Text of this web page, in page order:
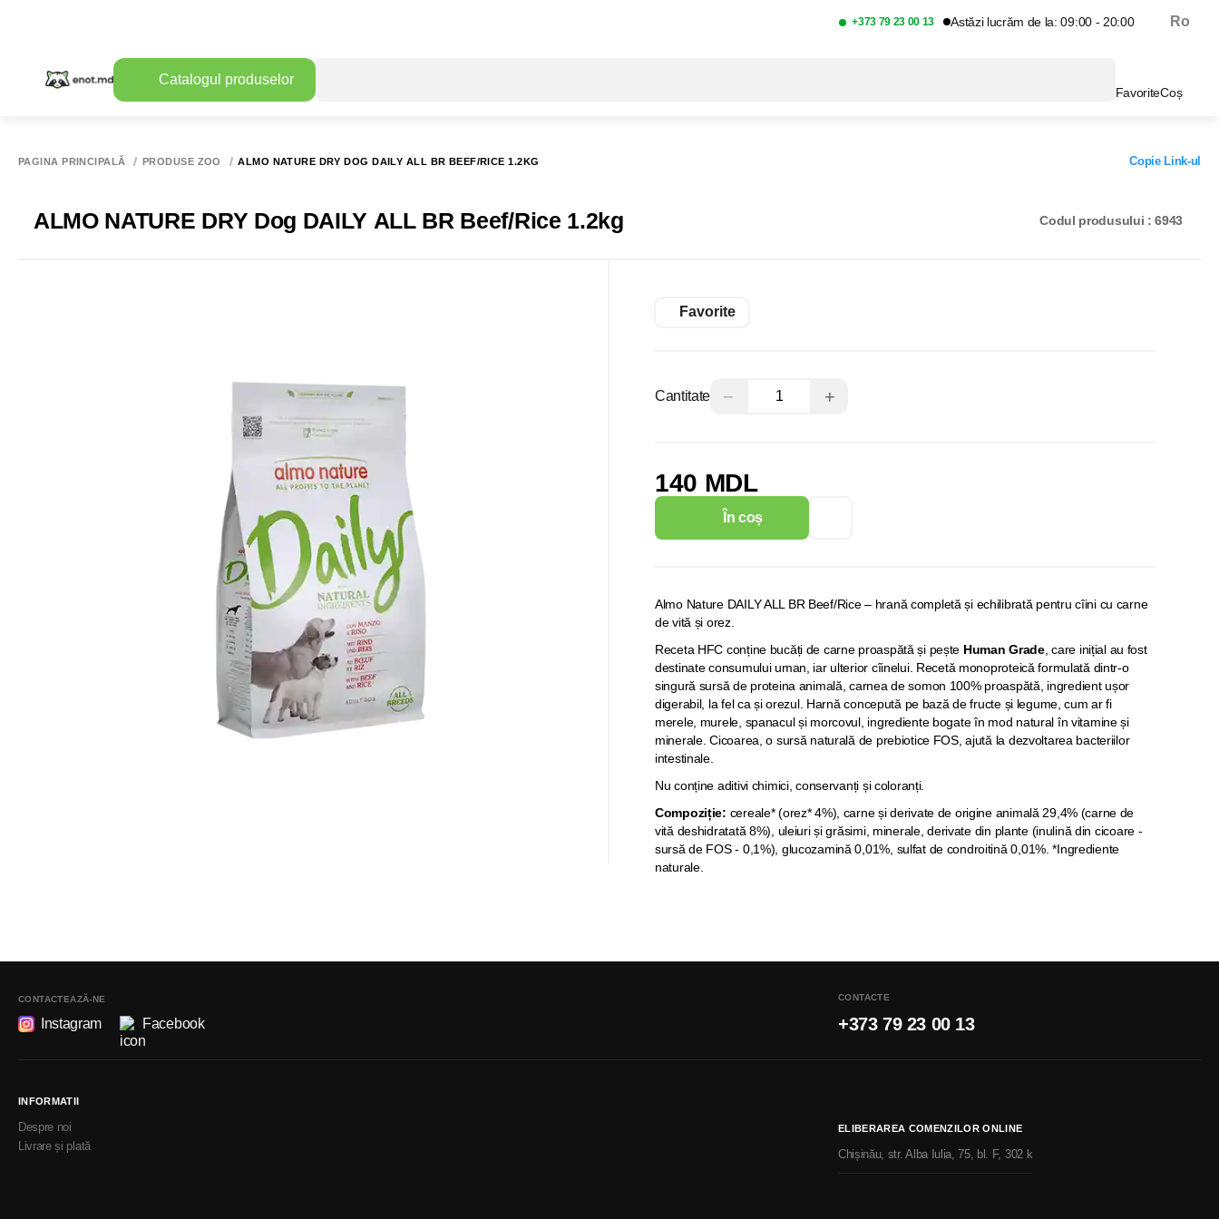
+373 79 23 00 13 Astăzi lucrăm de la: 09:00 - 20:00 Ro
Catalogul produselor
FavoriteCoș
PAGINA PRINCIPALĂ PRODUSE ZOO ALMO NATURE DRY DOG DAILY ALL BR BEEF/RICE 1.2KG Copie Link-ul
ALMO NATURE DRY Dog DAILY ALL BR Beef/Rice 1.2kg Codul produsului : 6943
Favorite
Cantitate − +
140 MDL
În coș
Almo Nature DAILY ALL BR Beef/Rice – hrană completă și echilibrată pentru cîini cu carne
de vită și orez.
Receta HFC conține bucăți de carne proaspătă și pește Human Grade, care inițial au fost
destinate consumului uman, iar ulterior cîinelui. Recetă monoproteică formulată dintr-o
singură sursă de proteina animală, carnea de somon 100% proaspătă, ingredient ușor
digerabil, la fel ca și orezul. Harnă concepută pe bază de fructe și legume, cum ar fi
merele, murele, spanacul și morcovul, ingrediente bogate în mod natural în vitamine și
minerale. Cicoarea, o sursă naturală de prebiotice FOS, ajută la dezvoltarea bacteriilor
intestinale.
Nu conține aditivi chimici, conservanți și coloranți.
Compoziție: cereale* (orez* 4%), carne și derivate de origine animală 29,4% (carne de
vită deshidratată 8%), uleiuri și grăsimi, minerale, derivate din plante (inulină din cicoare -
sursă de FOS - 0,1%), glucozamină 0,01%, sulfat de condroitină 0,01%. *Ingrediente
naturale.
CONTACTEAZĂ-NE
Instagram Facebook
CONTACTE
+373 79 23 00 13
INFORMATII
Despre noi
Livrare și plată
ELIBERAREA COMENZILOR ONLINE
Chișinău, str. Alba Iulia, 75, bl. F, 302 k